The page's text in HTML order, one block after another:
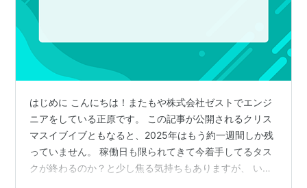
はじめに こんにちは！またもや株式会社ゼストでエンジ
ニアをしている正原です。 この記事が公開されるクリス
マスイブイブともなると、2025年はもう約一週間しか残
っていません。 稼働日も限られてきて今着手してるタス
クが終わるのか？と少し焦る気持ちもありますが、 いざ